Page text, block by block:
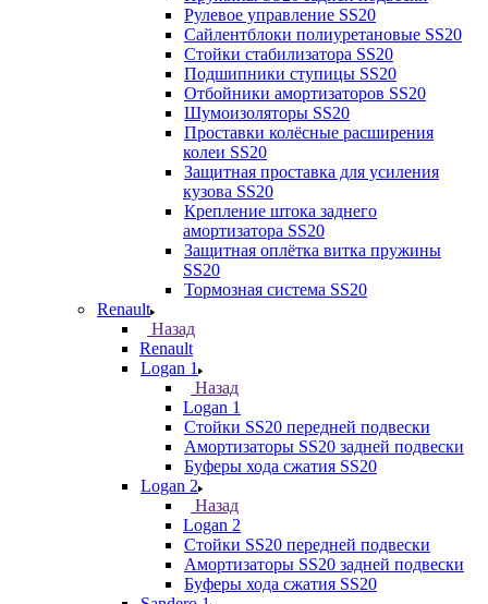
Рулевое управление SS20
Сайлентблоки полиуретановые SS20
Стойки стабилизатора SS20
Подшипники ступицы SS20
Отбойники амортизаторов SS20
Шумоизоляторы SS20
Проставки колёсные расширения
колеи SS20
Защитная проставка для усиления
кузова SS20
Крепление штока заднего
амортизатора SS20
Защитная оплётка витка пружины
SS20
Тормозная система SS20
Renault
Назад
Renault
Logan 1
Назад
Logan 1
Стойки SS20 передней подвески
Амортизаторы SS20 задней подвески
Буферы хода сжатия SS20
Logan 2
Назад
Logan 2
Стойки SS20 передней подвески
Амортизаторы SS20 задней подвески
Буферы хода сжатия SS20